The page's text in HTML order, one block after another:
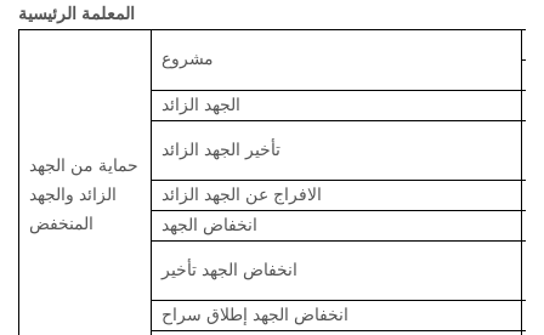
المعلمة الرئيسية
حماية من الجهد
الزائد والجهد
المنخفض
مشروع
الجهد الزائد
تأخير الجهد الزائد
الافراج عن الجهد الزائد
انخفاض الجهد
انخفاض الجهد تأخير
انخفاض الجهد إطلاق سراح